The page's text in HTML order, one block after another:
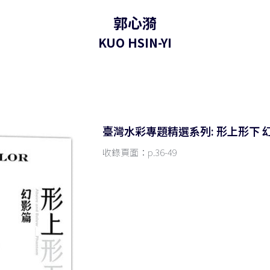
郭心漪
KUO HSIN-YI
臺灣水彩專題精選系列: 形上形下
收錄頁面：p.36-49